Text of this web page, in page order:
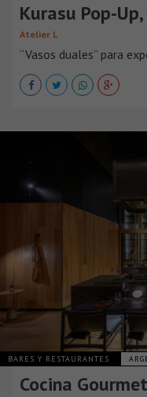
Kurasu Pop-
Atelier L
“Vasos duales” para
BARES Y RESTAURANTES
Cocina Gourmet